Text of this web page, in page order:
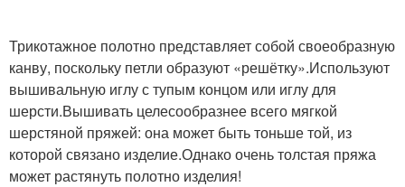
Трикотажное полотно представляет собой своеобразную
канву, поскольку петли образуют «решётку».Используют
вышивальную иглу с тупым концом или иглу для
шерсти.Вышивать целесообразнее всего мягкой
шерстяной пряжей: она может быть тоньше той, из
которой связано изделие.Однако очень толстая пряжа
может растянуть полотно изделия!